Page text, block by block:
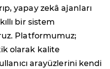
yapay zekâ ajanları
bir sistem
Platformumuz;
olarak kalite
arayüzlerini kendi